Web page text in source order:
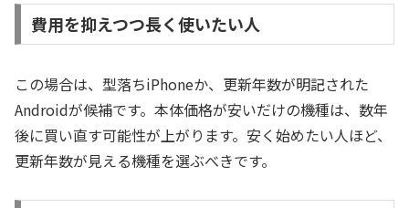
費用を抑えつつ長く使いたい人
この場合は、型落ちiPhoneか、更新年数が明記された
Androidが候補です。本体価格が安いだけの機種は、数年
後に買い直す可能性が上がります。安く始めたい人ほど、
更新年数が見える機種を選ぶべきです。